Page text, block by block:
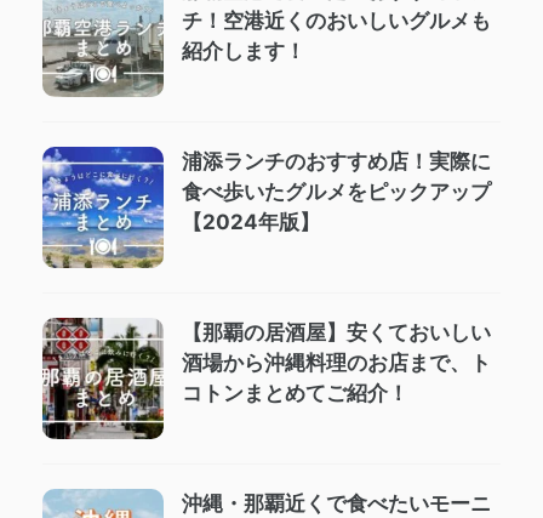
チ！空港近くのおいしいグルメも
紹介します！
浦添ランチのおすすめ店！実際に
食べ歩いたグルメをピックアップ
【2024年版】
【那覇の居酒屋】安くておいしい
酒場から沖縄料理のお店まで、ト
コトンまとめてご紹介！
沖縄・那覇近くで食べたいモーニ